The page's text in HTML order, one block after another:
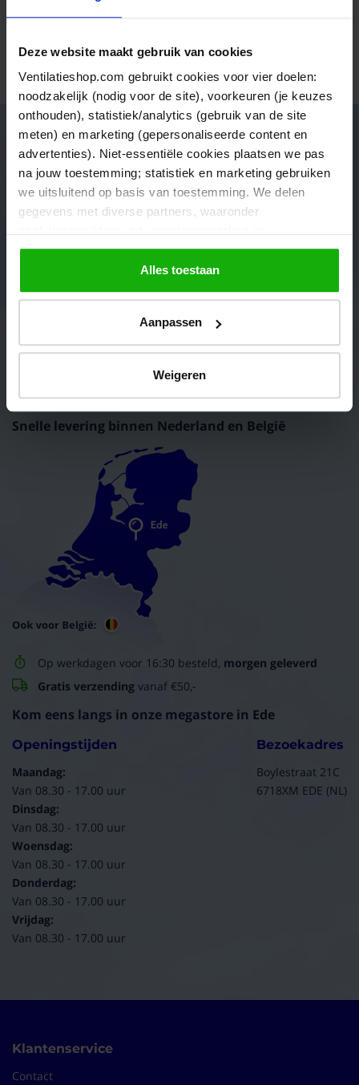
Deze website maakt gebruik van cookies
Ventilatieshop.com gebruikt cookies voor vier doelen:
noodzakelijk (nodig voor de site), voorkeuren (je keuzes
onthouden), statistiek/analytics (gebruik van de site
meten) en marketing (gepersonaliseerde content en
advertenties). Niet-essentiële cookies plaatsen we pas
na jouw toestemming; statistiek en marketing gebruiken
we uitsluitend op basis van toestemming. We delen
gegevens met diverse partners, waaronder
socialmediaplatforms; in onzeCookieverklaringvind je
de volledige lijst van partijen en de bewaartermijnen per
categorie. Je kunt je keuze op elk moment wijzigen of
onze gegevensverwerking staat in de
Alles toestaan
Aanpassen
Weigeren
Bekijk alle verhalen
Advies nodig van onze specialisten?
Neem contact met ons op en wij helpen je verder op weg!
Bel naar +31 (0) 318 645538
Stuur ons een mail
Kom naar onze Megastore
Direct persoonlijk advies
Snelle levering binnen Nederland en België
Op werkdagen voor 16:30 besteld, morgen geleverd
Gratis verzending vanaf €50,-
Kom eens langs in onze megastore in Ede
Openingstijden
Maandag:
Van 08.30 - 17.00 uur
Dinsdag:
Van 08.30 - 17.00 uur
Woensdag:
Van 08.30 - 17.00 uur
Donderdag:
Van 08.30 - 17.00 uur
Vrijdag:
Van 08.30 - 17.00 uur
Bezoekadres
Boylestraat 21C
6718XM EDE (NL)
Klantenservice
Contact